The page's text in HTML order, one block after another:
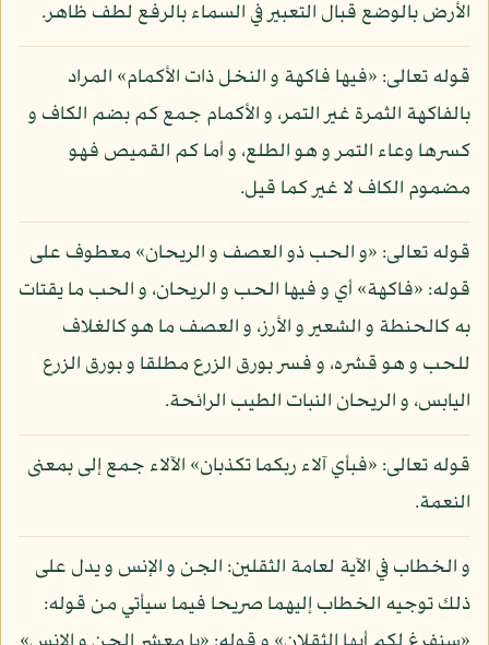
الأرض بالوضع قبال التعبير في السماء بالرفع لطف ظاهر.
قوله تعالى: «فيها فاكهة و النخل ذات الأكمام» المراد
بالفاكهة الثمرة غير التمر، و الأكمام جمع كم بضم الكاف و
كسرها وعاء التمر و هو الطلع، و أما كم القميص فهو
مضموم الكاف لا غير كما قيل.
قوله تعالى: «و الحب ذو العصف و الريحان» معطوف على
قوله: «فاكهة» أي و فيها الحب و الريحان، و الحب ما يقتات
به كالحنطة و الشعير و الأرز، و العصف ما هو كالغلاف
للحب و هو قشره، و فسر بورق الزرع مطلقا و بورق الزرع
اليابس، و الريحان النبات الطيب الرائحة.
قوله تعالى: «فبأي آلاء ربكما تكذبان» الآلاء جمع إلى بمعنى
النعمة.
و الخطاب في الآية لعامة الثقلين: الجن و الإنس و يدل على
ذلك توجيه الخطاب إليهما صريحا فيما سيأتي من قوله: